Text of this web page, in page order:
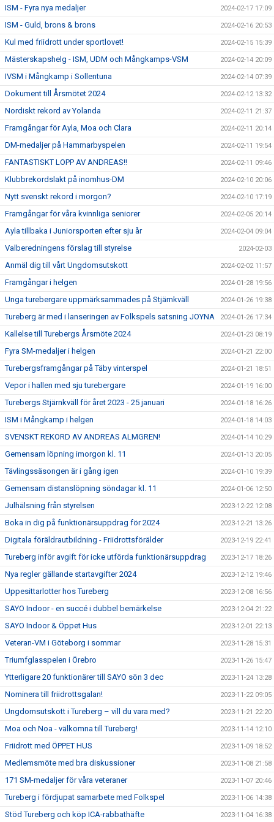
ISM - Fyra nya medaljer 2024-02-17 17:09
ISM - Guld, brons & brons 2024-02-16 20:53
Kul med friidrott under sportlovet! 2024-02-15 15:39
Mästerskapshelg - ISM, UDM och Mångkamps-VSM 2024-02-14 20:09
IVSM i Mångkamp i Sollentuna 2024-02-14 07:39
Dokument till Årsmötet 2024 2024-02-12 13:32
Nordiskt rekord av Yolanda 2024-02-11 21:37
Framgångar för Ayla, Moa och Clara 2024-02-11 20:14
DM-medaljer på Hammarbyspelen 2024-02-11 19:54
FANTASTISKT LOPP AV ANDREAS!! 2024-02-11 09:46
Klubbrekordslakt på inomhus-DM 2024-02-10 20:06
Nytt svenskt rekord i morgon? 2024-02-10 17:19
Framgångar för våra kvinnliga seniorer 2024-02-05 20:14
Ayla tillbaka i Juniorsporten efter sju år 2024-02-04 09:04
Valberedningens förslag till styrelse 2024-02-03
Anmäl dig till vårt Ungdomsutskott 2024-02-02 11:57
Framgångar i helgen 2024-01-28 19:56
Unga turebergare uppmärksammades på Stjärnkväll 2024-01-26 19:38
Tureberg är med i lanseringen av Folkspels satsning JOYNA 2024-01-26 17:34
Kallelse till Turebergs Årsmöte 2024 2024-01-23 08:19
Fyra SM-medaljer i helgen 2024-01-21 22:00
Turebergsframgångar på Täby vinterspel 2024-01-21 18:51
Vepor i hallen med sju turebergare 2024-01-19 16:00
Turebergs Stjärnkväll för året 2023 - 25 januari 2024-01-18 16:26
ISM i Mångkamp i helgen 2024-01-18 14:03
SVENSKT REKORD AV ANDREAS ALMGREN! 2024-01-14 10:29
Gemensam löpning imorgon kl. 11 2024-01-13 20:05
Tävlingssäsongen är i gång igen 2024-01-10 19:39
Gemensam distanslöpning söndagar kl. 11 2024-01-06 12:50
Julhälsning från styrelsen 2023-12-22 12:08
Boka in dig på funktionärsuppdrag för 2024 2023-12-21 13:26
Digitala föräldrautbildning - Friidrottsförälder 2023-12-19 22:41
Tureberg inför avgift för icke utförda funktionärsuppdrag 2023-12-17 18:26
Nya regler gällande startavgifter 2024 2023-12-12 19:46
Uppesittarlotter hos Tureberg 2023-12-08 16:56
SAYO Indoor - en succé i dubbel bemärkelse 2023-12-04 21:22
SAYO Indoor & Öppet Hus 2023-12-01 22:13
Veteran-VM i Göteborg i sommar 2023-11-28 15:31
Triumfglasspelen i Örebro 2023-11-26 15:47
Ytterligare 20 funktionärer till SAYO sön 3 dec 2023-11-24 13:28
Nominera till friidrottsgalan! 2023-11-22 09:05
Ungdomsutskott i Tureberg – vill du vara med? 2023-11-21 22:20
Moa och Noa - välkomna till Tureberg! 2023-11-14 12:10
Friidrott med ÖPPET HUS 2023-11-09 18:52
Medlemsmöte med bra diskussioner 2023-11-08 21:58
171 SM-medaljer för våra veteraner 2023-11-07 20:46
Tureberg i fördjupat samarbete med Folkspel 2023-11-06 14:38
Stöd Tureberg och köp ICA-rabbathäfte 2023-11-04 16:38